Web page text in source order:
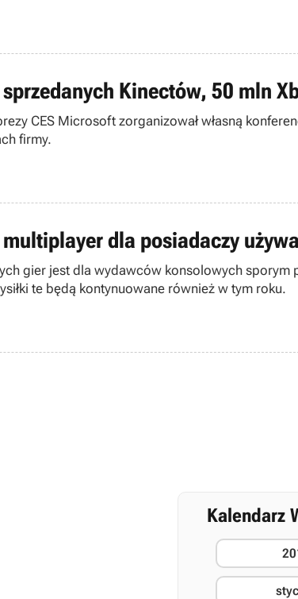
Kinectów, 50 mln
CES Microsoft zorganizował własną
firmy.
dla posiadaczy
gier jest dla wydawców konsolowych
te będą kontynuowane również w tym roku.
Kalendarz